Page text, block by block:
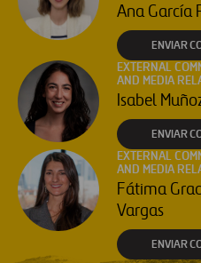
Ana García
ENVIAR
EXTERNAL
AND MEDIA
Isabel
ENVIAR
EXTERNAL
AND MEDIA
Fátima
Vargas
ENVIAR